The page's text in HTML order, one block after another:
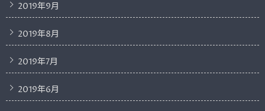
2019年9月
2019年8月
2019年7月
2019年6月